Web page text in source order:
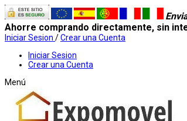
Ahorre comprando directamente, sin
Iniciar Sesion /Crear una Cuenta
Iniciar Sesion
Crear una Cuenta
Menú